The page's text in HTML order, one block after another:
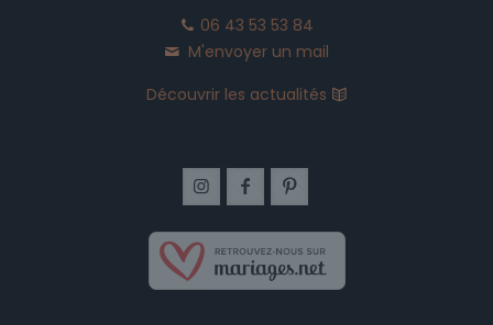
06 43 53 53 84
M'envoyer un mail
Découvrir les actualités